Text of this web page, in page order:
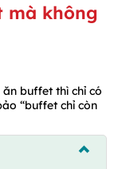
mà không
buffet thì chỉ có
“buffet chỉ còn